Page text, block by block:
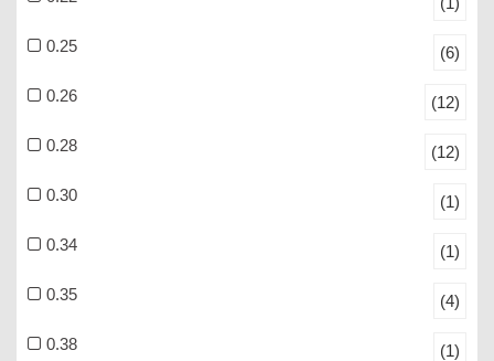
0.25 (6)
0.26 (12)
0.28 (12)
0.30 (1)
0.34 (1)
0.35 (4)
0.38 (1)